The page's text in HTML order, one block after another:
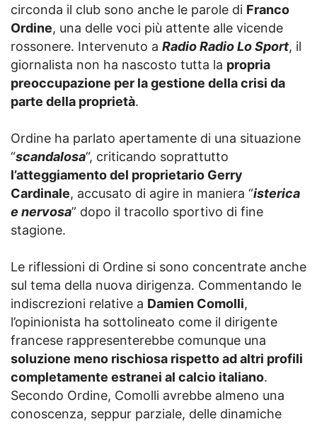
circonda il club sono anche le parole di Franco
Ordine, una delle voci più attente alle vicende
rossonere. Intervenuto a Radio Radio Lo Sport, il
giornalista non ha nascosto tutta la propria
preoccupazione per la gestione della crisi da
parte della proprietà.
Ordine ha parlato apertamente di una situazione
“scandalosa“, criticando soprattutto
l’atteggiamento del proprietario Gerry
Cardinale, accusato di agire in maniera “isterica
e nervosa” dopo il tracollo sportivo di fine
stagione.
Le riflessioni di Ordine si sono concentrate anche
sul tema della nuova dirigenza. Commentando le
indiscrezioni relative a Damien Comolli,
l’opinionista ha sottolineato come il dirigente
francese rappresenterebbe comunque una
soluzione meno rischiosa rispetto ad altri profili
completamente estranei al calcio italiano.
Secondo Ordine, Comolli avrebbe almeno una
conoscenza, seppur parziale, delle dinamiche